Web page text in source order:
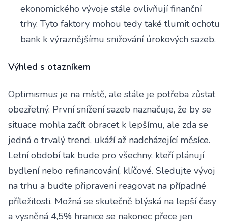
ekonomického vývoje stále ovlivňují finanční
trhy. Tyto faktory mohou tedy také tlumit ochotu
bank k výraznějšímu snižování úrokových sazeb.
Výhled s otazníkem
Optimismus je na místě, ale stále je potřeba zůstat
obezřetný. První snížení sazeb naznačuje, že by se
situace mohla začít obracet k lepšímu, ale zda se
jedná o trvalý trend, ukáží až nadcházející měsíce.
Letní období tak bude pro všechny, kteří plánují
bydlení nebo refinancování, klíčové. Sledujte vývoj
na trhu a buďte připraveni reagovat na případné
příležitosti. Možná se skutečně blýská na lepší časy
a vysněná 4,5% hranice se nakonec přece jen